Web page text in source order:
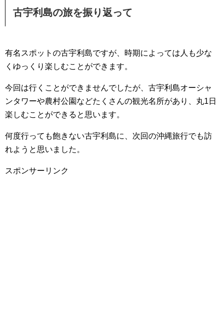
古宇利島の旅を振り返って
有名スポットの古宇利島ですが、時期によっては人も少な
くゆっくり楽しむことができます。
今回は行くことができませんでしたが、古宇利島オーシャ
ンタワーや農村公園などたくさんの観光名所があり、丸1日
楽しむことができると思います。
何度行っても飽きない古宇利島に、次回の沖縄旅行でも訪
れようと思いました。
スポンサーリンク